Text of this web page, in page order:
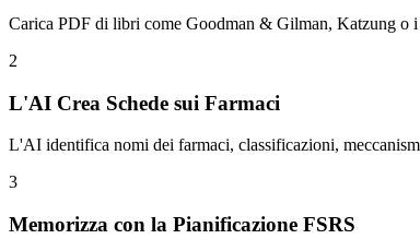
Carica PDF di libri come Goodman & Gilman, Katzung o
2
L'AI Crea Schede sui Farmaci
L'AI identifica nomi dei farmaci, classificazioni,
3
Memorizza con la Pianificazione FSRS